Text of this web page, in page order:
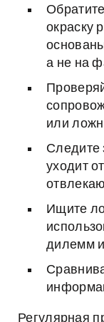
окраску
а не на
или
Следите
уходит
Ищите
дилемм и
Регулярная